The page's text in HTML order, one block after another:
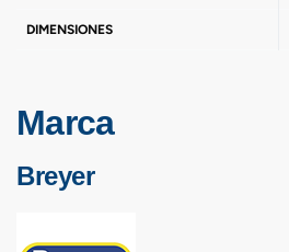
DIMENSIONES
Marca
Breyer